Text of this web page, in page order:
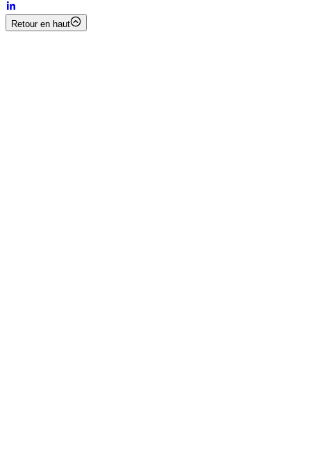
Retour en haut